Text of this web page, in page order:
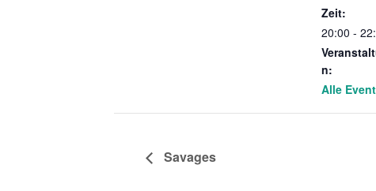
Zeit:
20:00 -
n:
Alle
Savages